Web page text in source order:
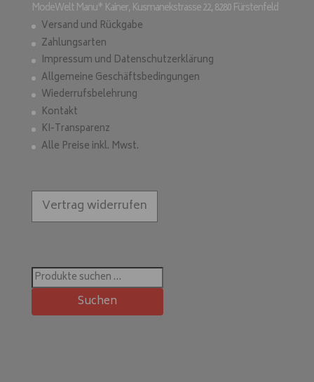
ModeWelt Manu* Kainer, Kusmanekstrasse 22, 8280 Fürstenfeld
Versand und Rückgabe
Zahlungsarten
Impressum und Datenschutzerklärung
Allgemeine Geschäftsbedingungen
Wiederrufsbelehrung
Kontakt
KI-Transparenz
Alle Preise inkl. Mwst.
Vertrag widerrufen
Suchen
nach:
Suchen